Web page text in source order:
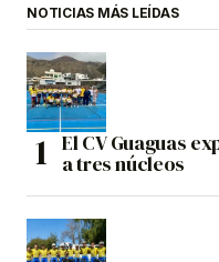
NOTICIAS MÁS LEÍDAS
El CV Guaguas
a tres núcleos